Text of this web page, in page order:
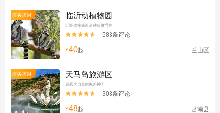
随买随用 临沂动植物园
近距离接触百余种珍禽异兽

 583条评论
¥40起 兰山区
随买随用 天马岛旅游区
感受大自然的鬼斧神工

 303条评论
¥48起 莒南县